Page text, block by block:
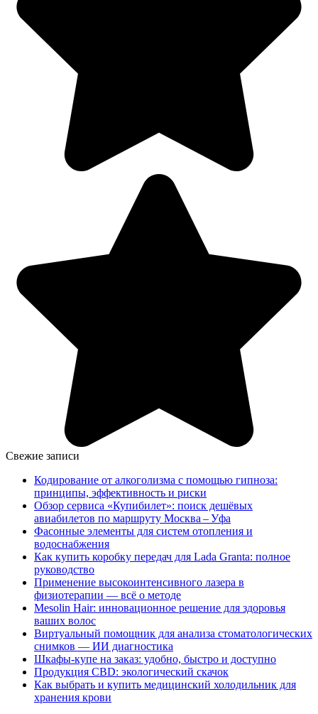
Свежие записи
Кодирование от алкоголизма с помощью гипноза:
принципы, эффективность и риски
Обзор сервиса «Купибилет»: поиск дешёвых
авиабилетов по маршруту Москва – Уфа
Фасонные элементы для систем отопления и
водоснабжения
Как купить коробку передач для Lada Granta: полное
руководство
Применение высокоинтенсивного лазера в
физиотерапии — всё о методе
Mesolin Hair: инновационное решение для здоровья
ваших волос
Виртуальный помощник для анализа стоматологических
снимков — ИИ диагностика
Шкафы-купе на заказ: удобно, быстро и доступно
Продукция CBD: экологический скачок
Как выбрать и купить медицинский холодильник для
хранения крови